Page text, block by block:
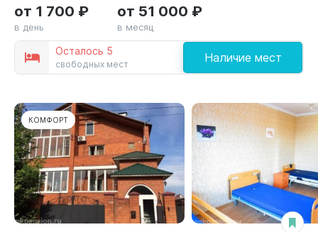
Осталось 5
свободных мест Наличие мест
от 1 700 ₽
в день
от 51 000 ₽
в месяц
КОМФОРТ